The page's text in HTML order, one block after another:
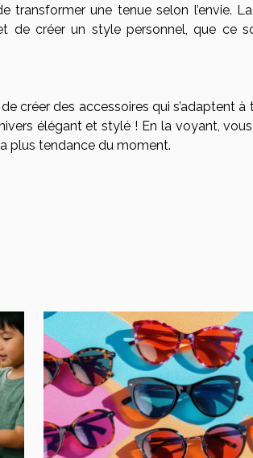
transformer une tenue selon l’envie.
de créer un style personnel, que ce
créer des accessoires qui s’adaptent
élégant et stylé ! En la voyant,
plus tendance du moment.